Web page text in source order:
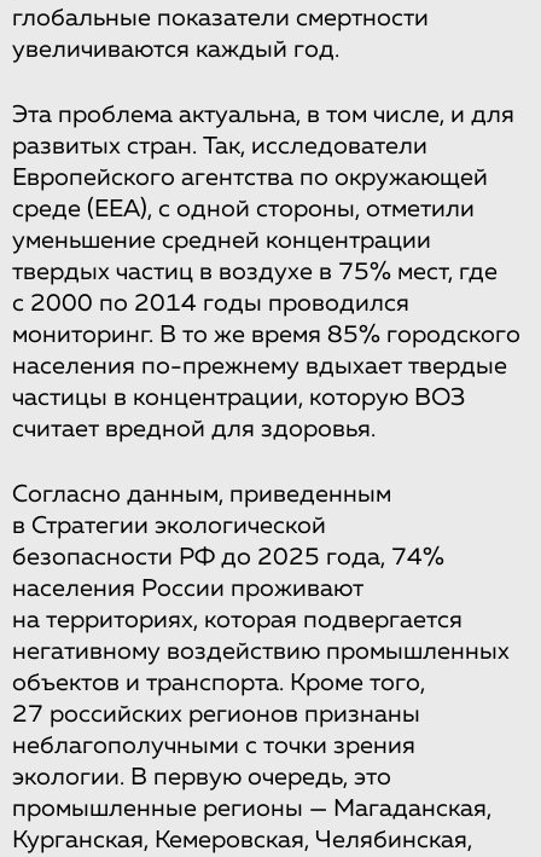
глобальные показатели смертности
увеличиваются каждый год.
Эта проблема актуальна, в том числе, и для
развитых стран. Так, исследователи
Европейского агентства по окружающей
среде (ЕЕА), с одной стороны, отметили
уменьшение средней концентрации
твердых частиц в воздухе в 75% мест, где
с 2000 по 2014 годы проводился
мониторинг. В то же время 85% городского
населения по-прежнему вдыхает твердые
частицы в концентрации, которую ВОЗ
считает вредной для здоровья.
Согласно данным, приведенным
в Стратегии экологической
безопасности РФ до 2025 года, 74%
населения России проживают
на территориях, которая подвергается
негативному воздействию промышленных
объектов и транспорта. Кроме того,
27 российских регионов признаны
неблагополучными с точки зрения
экологии. В первую очередь, это
промышленные регионы — Магаданская,
Курганская, Кемеровская, Челябинская,